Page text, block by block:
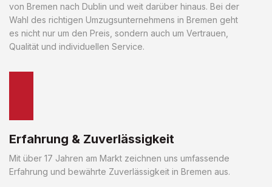
von Bremen nach Dublin und weit darüber hinaus. Bei der
Wahl des richtigen Umzugsunternehmens in Bremen geht
es nicht nur um den Preis, sondern auch um Vertrauen,
Qualität und individuellen Service.
Erfahrung & Zuverlässigkeit
Mit über 17 Jahren am Markt zeichnen uns umfassende
Erfahrung und bewährte Zuverlässigkeit in Bremen aus.